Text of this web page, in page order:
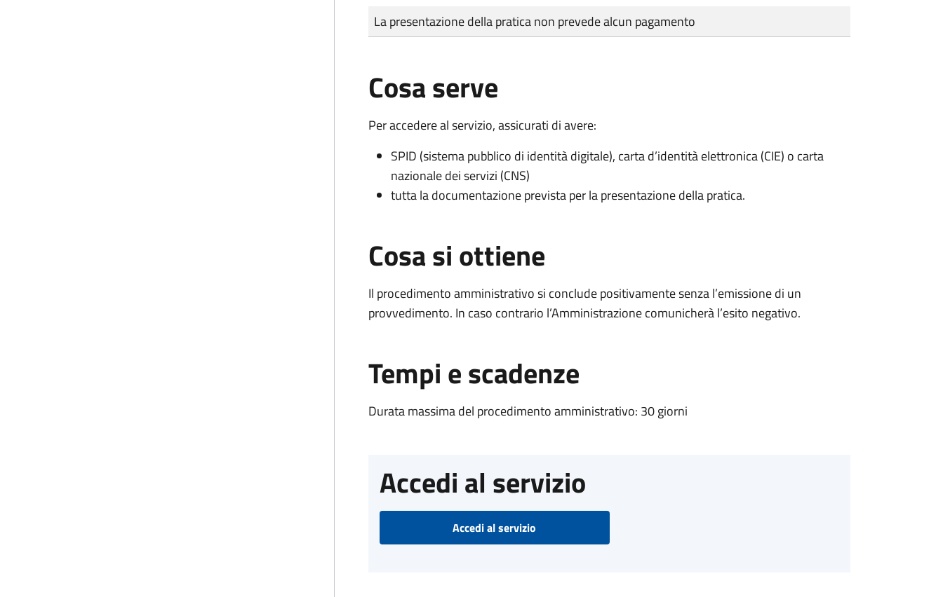
Tipo di pagamento
Importo
La presentazione della pratica non prevede alcun pagamento
Cosa serve
Per accedere al servizio, assicurati di avere:
SPID (sistema pubblico di identità digitale), carta d’identità elettronica (CIE) o carta
nazionale dei servizi (CNS)
tutta la documentazione prevista per la presentazione della pratica.
Cosa si ottiene
Il procedimento amministrativo si conclude positivamente senza l’emissione di un
provvedimento. In caso contrario l’Amministrazione comunicherà l’esito negativo.
Tempi e scadenze
Durata massima del procedimento amministrativo: 30 giorni
Accedi al servizio
Accedi al servizio